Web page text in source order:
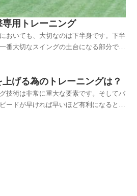
用トレーニング
おいても、大切なのは下半身です。下半
番大切なスイングの土台になる部分で
ることが出来ません。 なので...
げる為のトレーニングは？
技術は非常に重大な要素です。そしてバ
ードが早ければ早いほど有利になるとい